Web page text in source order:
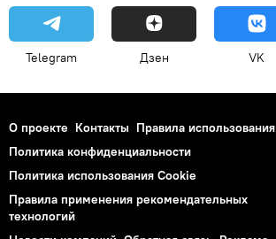
Telegram Дзен VK
О проекте Контакты Правила использования
Политика конфиденциальности
Политика использования Cookie
Правила применения рекомендательных
технологий